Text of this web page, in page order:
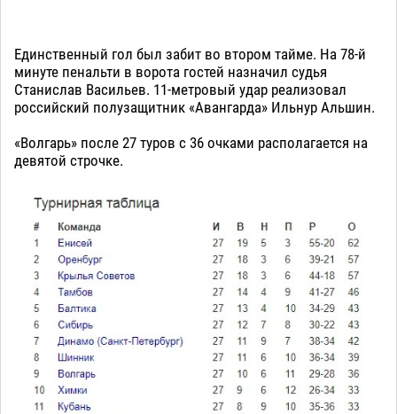
Единственный гол был забит во втором тайме. На 78-й
минуте пенальти в ворота гостей назначил судья
Станислав Васильев. 11-метровый удар реализовал
российский полузащитник «Авангарда» Ильнур Альшин.
«Волгарь» после 27 туров с 36 очками располагается на
девятой строчке.